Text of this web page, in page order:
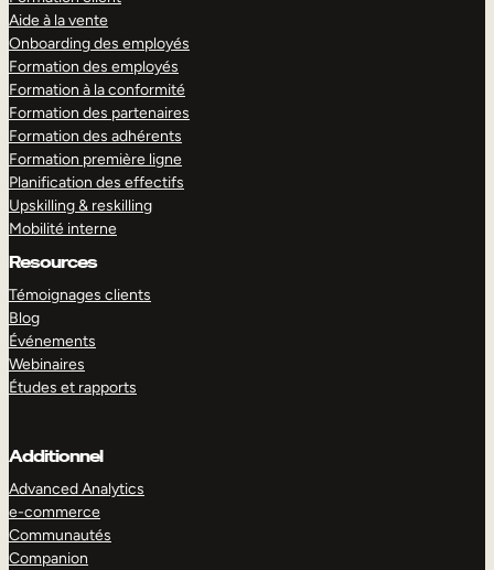
Aide à la vente
Onboarding des employés
Formation des employés
Formation à la conformité
Formation des partenaires
Formation des adhérents
Formation première ligne
Planification des effectifs
Upskilling & reskilling
Mobilité interne
Resources
Témoignages clients
Blog
Événements
Webinaires
Études et rapports
Additionnel
Advanced Analytics
e-commerce
Communautés
Companion